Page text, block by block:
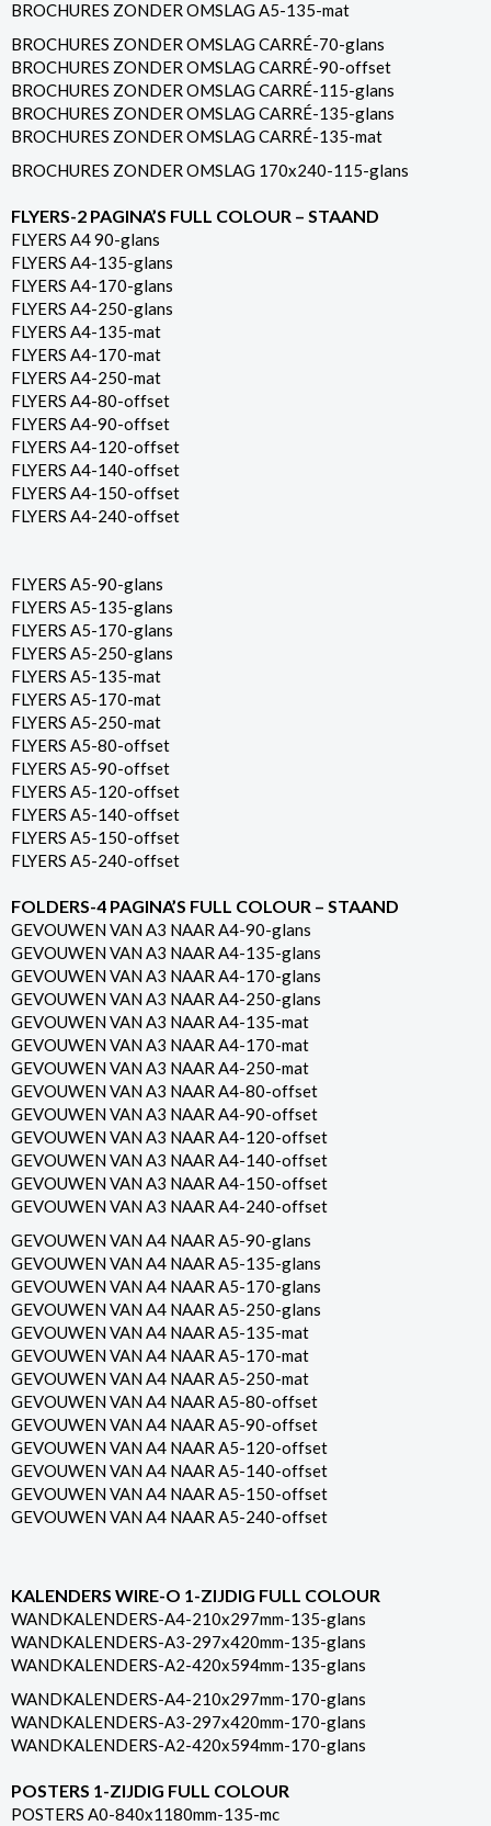
BROCHURES ZONDER OMSLAG A5-135-mat
BROCHURES ZONDER OMSLAG CARRÉ-70-glans
BROCHURES ZONDER OMSLAG CARRÉ-90-offset
BROCHURES ZONDER OMSLAG CARRÉ-115-glans
BROCHURES ZONDER OMSLAG CARRÉ-135-glans
BROCHURES ZONDER OMSLAG CARRÉ-135-mat
BROCHURES ZONDER OMSLAG 170x240-115-glans
FLYERS-2 PAGINA’S FULL COLOUR – STAAND
FLYERS A4 90-glans
FLYERS A4-135-glans
FLYERS A4-170-glans
FLYERS A4-250-glans
FLYERS A4-135-mat
FLYERS A4-170-mat
FLYERS A4-250-mat
FLYERS A4-80-offset
FLYERS A4-90-offset
FLYERS A4-120-offset
FLYERS A4-140-offset
FLYERS A4-150-offset
FLYERS A4-240-offset
FLYERS A5-90-glans
FLYERS A5-135-glans
FLYERS A5-170-glans
FLYERS A5-250-glans
FLYERS A5-135-mat
FLYERS A5-170-mat
FLYERS A5-250-mat
FLYERS A5-80-offset
FLYERS A5-90-offset
FLYERS A5-120-offset
FLYERS A5-140-offset
FLYERS A5-150-offset
FLYERS A5-240-offset
FOLDERS-4 PAGINA’S FULL COLOUR – STAAND
GEVOUWEN VAN A3 NAAR A4-90-glans
GEVOUWEN VAN A3 NAAR A4-135-glans
GEVOUWEN VAN A3 NAAR A4-170-glans
GEVOUWEN VAN A3 NAAR A4-250-glans
GEVOUWEN VAN A3 NAAR A4-135-mat
GEVOUWEN VAN A3 NAAR A4-170-mat
GEVOUWEN VAN A3 NAAR A4-250-mat
GEVOUWEN VAN A3 NAAR A4-80-offset
GEVOUWEN VAN A3 NAAR A4-90-offset
GEVOUWEN VAN A3 NAAR A4-120-offset
GEVOUWEN VAN A3 NAAR A4-140-offset
GEVOUWEN VAN A3 NAAR A4-150-offset
GEVOUWEN VAN A3 NAAR A4-240-offset
GEVOUWEN VAN A4 NAAR A5-90-glans
GEVOUWEN VAN A4 NAAR A5-135-glans
GEVOUWEN VAN A4 NAAR A5-170-glans
GEVOUWEN VAN A4 NAAR A5-250-glans
GEVOUWEN VAN A4 NAAR A5-135-mat
GEVOUWEN VAN A4 NAAR A5-170-mat
GEVOUWEN VAN A4 NAAR A5-250-mat
GEVOUWEN VAN A4 NAAR A5-80-offset
GEVOUWEN VAN A4 NAAR A5-90-offset
GEVOUWEN VAN A4 NAAR A5-120-offset
GEVOUWEN VAN A4 NAAR A5-140-offset
GEVOUWEN VAN A4 NAAR A5-150-offset
GEVOUWEN VAN A4 NAAR A5-240-offset
KALENDERS WIRE-O 1-ZIJDIG FULL COLOUR
WANDKALENDERS-A4-210x297mm-135-glans
WANDKALENDERS-A3-297x420mm-135-glans
WANDKALENDERS-A2-420x594mm-135-glans
WANDKALENDERS-A4-210x297mm-170-glans
WANDKALENDERS-A3-297x420mm-170-glans
WANDKALENDERS-A2-420x594mm-170-glans
POSTERS 1-ZIJDIG FULL COLOUR
POSTERS A0-840x1180mm-135-mc